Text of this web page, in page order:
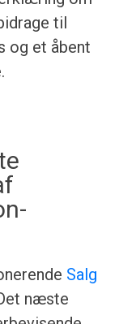
til
og et åbent
Salg
næste